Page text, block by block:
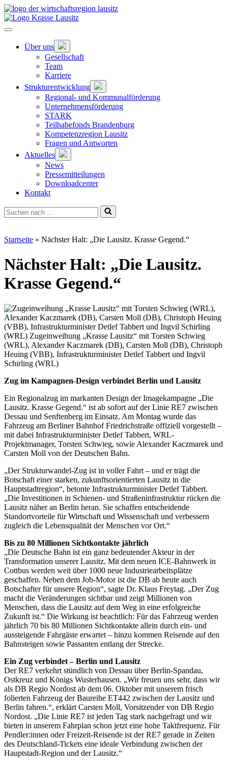
Zum
Hauptinhalt
springen
Hauptnavigation
Über uns
Untermenü
öffnen
Gesellschaft
Team
Karriere
Strukturentwicklung
Untermenü
öffnen
Regional- und Kommunalförderung
Unternehmensförderung
STARK
Teilhabefonds Brandenburg
Kompetenzregion Lausitz
Fragen und Antworten
Aktuelles
Untermenü
öffnen
News
Pressemitteilungen
Downloadcenter
Kontakt
Suchen
nach …
Startseite » Nächster Halt: „Die Lausitz. Krasse Gegend.“
Nächster Halt: „Die Lausitz.
Krasse Gegend.“
Zug im Kampagnen-Design verbindet Berlin und Lausitz
Ein Regionalzug im markanten Design der Imagekampagne „Die
Lausitz. Krasse Gegend.“ ist ab sofort auf der Linie RE7 zwischen
Dessau und Senftenberg im Einsatz. Am Montag wurde das
Fahrzeug am Berliner Bahnhof Friedrichstraße offiziell vorgestellt –
mit dabei Infrastrukturminister Detlef Tabbert, WRL-
Projektmanager, Torsten Schwieg, sowie Alexander Kaczmarek und
Carsten Moll von der Deutschen Bahn.
„Der Strukturwandel-Zug ist in voller Fahrt – und er trägt die
Botschaft einer starken, zukunftsorientierten Lausitz in die
Hauptstadtregion“, betonte Infrastrukturminister Detlef Tabbert.
„Die Investitionen in Schienen- und Straßeninfrastruktur rücken die
Lausitz näher an Berlin heran. Sie schaffen entscheidende
Standortvorteile für Wirtschaft und Wissenschaft und verbessern
zugleich die Lebensqualität der Menschen vor Ort.“
Bis zu 80 Millionen Sichtkontakte jährlich
„Die Deutsche Bahn ist ein ganz bedeutender Akteur in der
Transformation unserer Lausitz. Mit dem neuen ICE-Bahnwerk in
Cottbus werden weit über 1000 neue Industriearbeitsplätze
geschaffen. Neben dem Job-Motor ist die DB ab heute auch
Botschafter für unsere Region“, sagte Dr. Klaus Freytag. „Der Zug
macht die Veränderungen sichtbar und zeigt Millionen von
Menschen, dass die Lausitz auf dem Weg in eine erfolgreiche
Zukunft ist.“ Die Wirkung ist beachtlich: Für das Fahrzeug werden
jährlich 70 bis 80 Millionen Sichtkontakte allein durch ein- und
aussteigende Fahrgäste erwartet – hinzu kommen Reisende auf den
Bahnsteigen sowie Passanten entlang der Strecke.
Ein Zug verbindet – Berlin und Lausitz
Der RE7 verkehrt stündlich von Dessau über Berlin-Spandau,
Ostkreuz und Königs Wusterhausen. „Wir freuen uns sehr, dass wir
als DB Regio Nordost ab dem 06. Oktober mit unserem frisch
folierten Fahrzeug der Baureihe ET442 zwischen der Lausitz und
Berlin fahren.“, erklärt Carsten Moll, Vorsitzender von DB Regio
Nordost. „Die Linie RE7 ist jeden Tag stark nachgefragt und wir
bieten in unserem Fahrplan schon jetzt eine hohe Taktfrequenz. Für
Pendler:innen oder Freizeit-Reisende ist der RE7 gerade in Zeiten
des Deutschland-Tickets eine ideale Verbindung zwischen der
Hauptstadt-Region und der Lausitz.“